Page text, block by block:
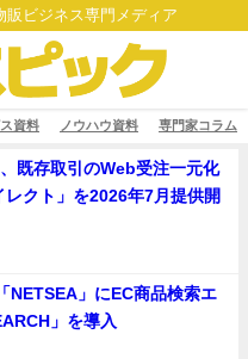
販ビジネス専門メディア
資料 ノウハウ資料 専門家コラム
既存取引のWeb受注一元化
レクト」を2026年7月提供開
NETSEA」にEC商品検索エ
」を導入